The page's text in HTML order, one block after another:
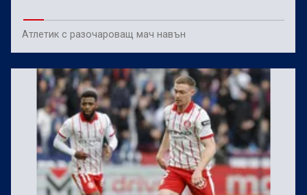
Атлетик с разочароващ мач навън